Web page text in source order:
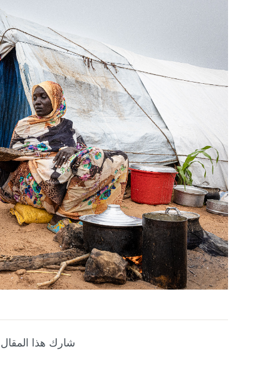
شارك هذا المقال